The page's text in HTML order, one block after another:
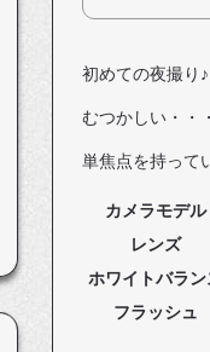
初めての夜撮り♪
むつかしい・・
単焦点を持って
カメラモデル
レンズ
ホワイトバラン
フラッシュ